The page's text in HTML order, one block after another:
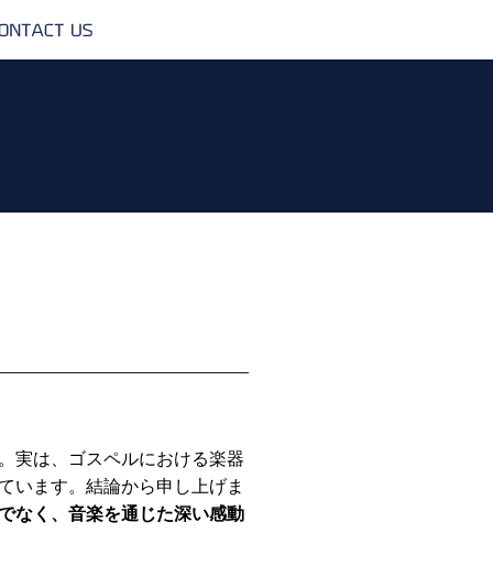
実は、ゴスペルにおける楽器
います。結論から申し上げま
なく、音楽を通じた深い感動